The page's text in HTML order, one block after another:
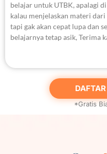
belajar untuk UTBK, apalagi
kalau menjelaskan materi
tapi gak akan cepat lupa dan
belajarnya tetap asik, Terima
*Gratis